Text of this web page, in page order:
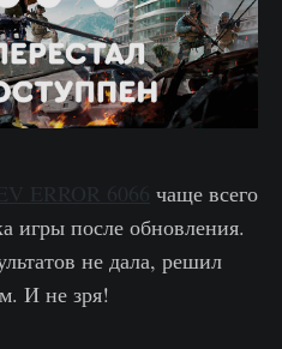
чаще всего
игры после обновления.
не дала, решил
И не зря!